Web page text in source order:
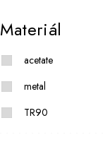
Materiál
acetate
metal
TR90